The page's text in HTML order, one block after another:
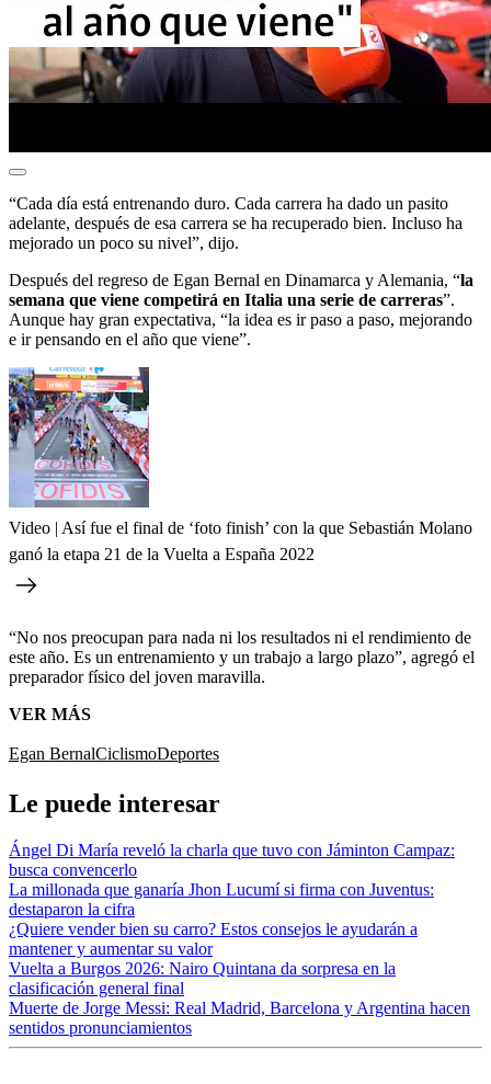
“Cada día está entrenando duro. Cada carrera ha dado un pasito
adelante, después de esa carrera se ha recuperado bien. Incluso ha
mejorado un poco su nivel”, dijo.
Después del regreso de Egan Bernal en Dinamarca y Alemania, “la
semana que viene competirá en Italia una serie de carreras”.
Aunque hay gran expectativa, “la idea es ir paso a paso, mejorando
e ir pensando en el año que viene”.
Video | Así fue el final de ‘foto finish’ con la que Sebastián Molano
ganó la etapa 21 de la Vuelta a España 2022
“No nos preocupan para nada ni los resultados ni el rendimiento de
este año. Es un entrenamiento y un trabajo a largo plazo”, agregó el
preparador físico del joven maravilla.
VER MÁS
Egan BernalCiclismoDeportes
Le puede interesar
Ángel Di María reveló la charla que tuvo con Jáminton Campaz:
busca convencerlo
La millonada que ganaría Jhon Lucumí si firma con Juventus:
destaparon la cifra
¿Quiere vender bien su carro? Estos consejos le ayudarán a
mantener y aumentar su valor
Vuelta a Burgos 2026: Nairo Quintana da sorpresa en la
clasificación general final
Muerte de Jorge Messi: Real Madrid, Barcelona y Argentina hacen
sentidos pronunciamientos